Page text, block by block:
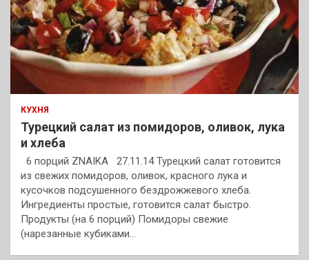
КУХНЯ
Турецкий салат из помидоров, оливок, лука
и хлеба
6 порций ZNAIKA 27.11.14 Турецкий салат готовится
из свежих помидоров, оливок, красного лука и
кусочков подсушенного бездрожжевого хлеба.
Ингредиенты простые, готовится салат быстро.
Продукты (на 6 порций) Помидоры свежие
(нарезанные кубиками…